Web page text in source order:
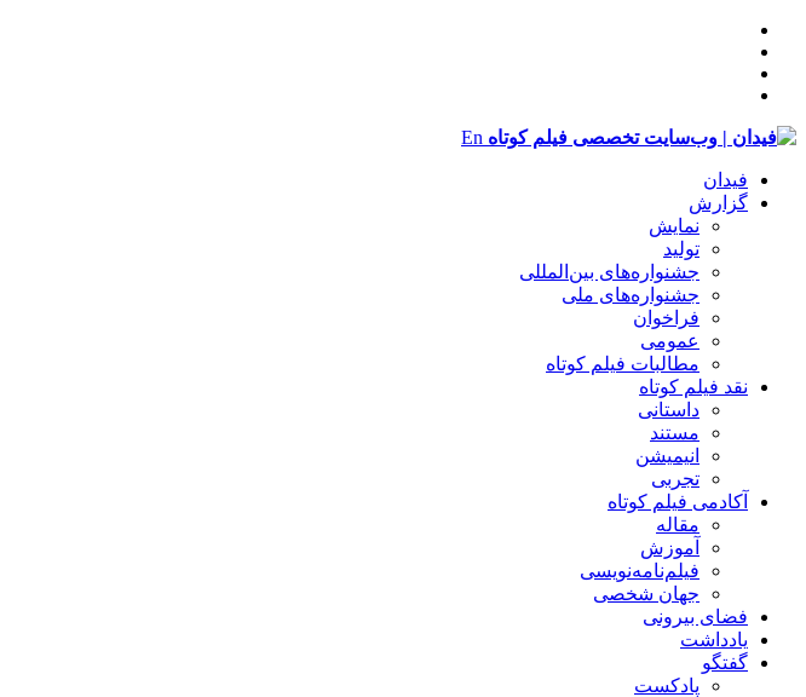
En
فیدان
گزارش
نمایش
تولید
‌‌جشنواره‌های بین‌المللی
جشنواره‌های ملی
فراخوان
عمومی
مطالبات فیلم کوتاه
نقد فیلم کوتاه
داستانی
مستند
انیمیشن
تجربی
آکادمی فیلم کوتاه
مقاله
آموزش
فیلم‌نامه‌نویسی
جهان شخصی
فضای بیرونی
یادداشت
گفتگو
پادکست